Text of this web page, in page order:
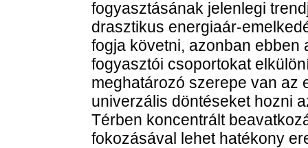
fogyasztásának jelenlegi
drasztikus energiaár-
fogja követni, azonban ebben
fogyasztói csoportokat
meghatározó szerepe van az
univerzális döntéseket hozni
Térben koncentrált
fokozásával lehet hatékony